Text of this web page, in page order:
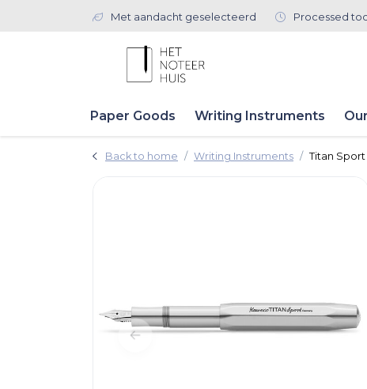
Met aandacht geselecteerd Processed
Paper Goods Writing Instruments
Back to home Writing Instruments Titan Sport